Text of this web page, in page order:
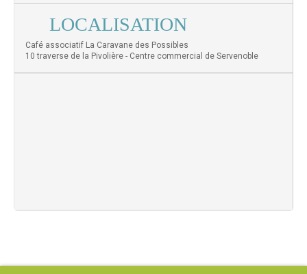
LOCALISATION
Café associatif La Caravane des Possibles
10 traverse de la Pivolière - Centre commercial de Servenoble